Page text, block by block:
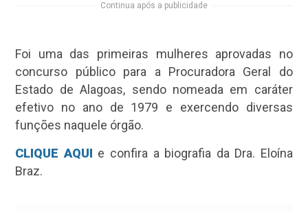
Continua após a publicidade
Foi uma das primeiras mulheres aprovadas no
concurso público para a Procuradora Geral do
Estado de Alagoas, sendo nomeada em caráter
efetivo no ano de 1979 e exercendo diversas
funções naquele órgão.
CLIQUE AQUI e confira a biografia da Dra. Eloína
Braz.